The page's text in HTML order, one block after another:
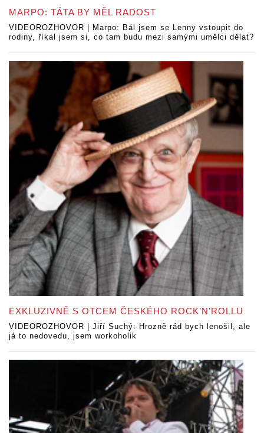
MARPO: TÁTA BY MĚL RADOST
VIDEOROZHOVOR | Marpo: Bál jsem se Lenny vstoupit do
rodiny, říkal jsem si, co tam budu mezi samými umělci dělat?
EXKLUZIVNĚ S OTCEM ČESKÉHO ROCK’N’ROLLU
VIDEOROZHOVOR | Jiří Suchý: Hrozně rád bych lenošil, ale
já to nedovedu, jsem workoholik